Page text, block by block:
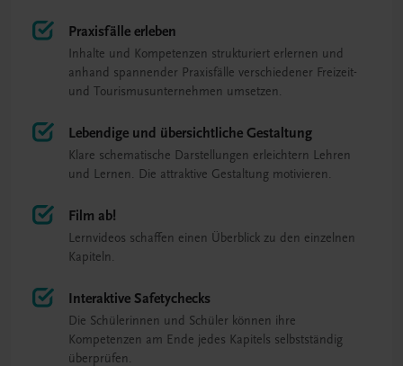
Praxisfälle erleben
Inhalte und Kompetenzen strukturiert erlernen und
anhand spannender Praxisfälle verschiedener Freizeit-
und Tourismusunternehmen umsetzen.
Lebendige und übersichtliche Gestaltung
Klare schematische Darstellungen erleichtern Lehren
und Lernen. Die attraktive Gestaltung motivieren.
Film ab!
Lernvideos schaffen einen Überblick zu den einzelnen
Kapiteln.
Interaktive Safetychecks
Die Schülerinnen und Schüler können ihre
Kompetenzen am Ende jedes Kapitels selbstständig
überprüfen.